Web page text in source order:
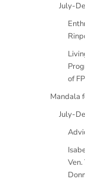
July-
of
Mandala
July-